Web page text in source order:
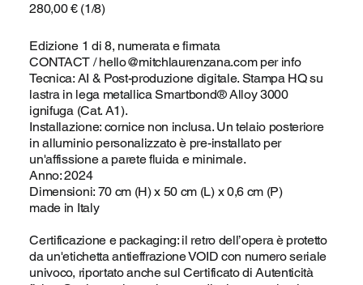
280,00 € (1/8)
Edizione 1 di 8, numerata e firmata
CONTACT /hello@mitchlaurenzana.comper info
Tecnica: AI & Post-produzione digitale. Stampa HQ su
lastra in lega metallica Smartbond® Alloy 3000
ignifuga (Cat. A1).
Installazione: cornice non inclusa. Un telaio posteriore
in alluminio personalizzato è pre-installato per
un'affissione a parete fluida e minimale.
Anno: 2024
Dimensioni: 70 cm (H) x 50 cm (L) x 0,6 cm (P)
made in Italy
Certificazione e packaging: il retro dell’opera è protetto
da un'etichetta antieffrazione VOID con numero seriale
univoco, riportato anche sul Certificato di Autenticità